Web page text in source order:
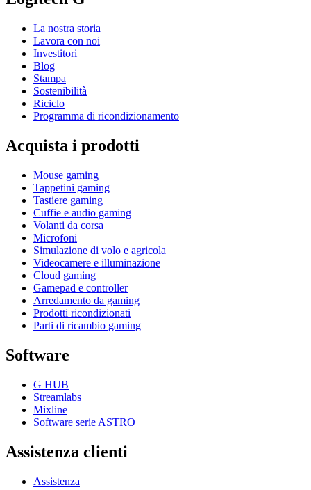
La nostra storia
Lavora con noi
Investitori
Blog
Stampa
Sostenibilità
Riciclo
Programma di ricondizionamento
Acquista i prodotti
Mouse gaming
Tappetini gaming
Tastiere gaming
Cuffie e audio gaming
Volanti da corsa
Microfoni
Simulazione di volo e agricola
Videocamere e illuminazione
Cloud gaming
Gamepad e controller
Arredamento da gaming
Prodotti ricondizionati
Parti di ricambio gaming
Software
G HUB
Streamlabs
Mixline
Software serie ASTRO
Assistenza clienti
Assistenza